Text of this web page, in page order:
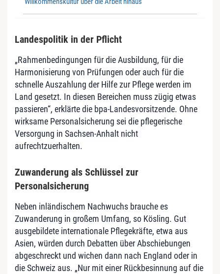
Landespolitik in der Pflicht
„Rahmenbedingungen für die Ausbildung, für die
Harmonisierung von Prüfungen oder auch für die
schnelle Auszahlung der Hilfe zur Pflege werden im
Land gesetzt. In diesen Bereichen muss zügig etwas
passieren“, erklärte die bpa-Landesvorsitzende. Ohne
wirksame Personalsicherung sei die pflegerische
Versorgung in Sachsen-Anhalt nicht
aufrechtzuerhalten.
Zuwanderung als Schlüssel zur
Personalsicherung
Neben inländischem Nachwuchs brauche es
Zuwanderung in großem Umfang, so Kösling. Gut
ausgebildete internationale Pflegekräfte, etwa aus
Asien, würden durch Debatten über Abschiebungen
abgeschreckt und wichen dann nach England oder in
die Schweiz aus. „Nur mit einer Rückbesinnung auf die